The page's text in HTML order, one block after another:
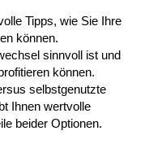
Tipps, wie Sie Ihre
können.
sinnvoll ist und
können.
selbstgenutzte
Ihnen wertvolle
beider Optionen.